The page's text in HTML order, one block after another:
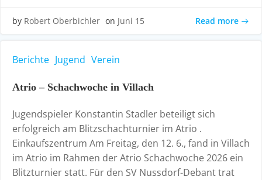
by Robert Oberbichler on Juni 15 Read more
Berichte Jugend Verein
Atrio – Schachwoche in Villach
Jugendspieler Konstantin Stadler beteiligt sich
erfolgreich am Blitzschachturnier im Atrio .
Einkaufszentrum Am Freitag, den 12. 6., fand in Villach
im Atrio im Rahmen der Atrio Schachwoche 2026 ein
Blitzturnier statt. Für den SV Nussdorf-Debant trat